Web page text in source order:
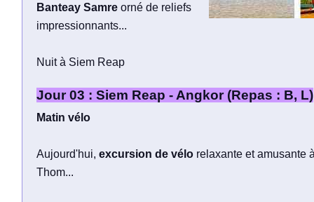
Banteay Samre orné de reliefs
impressionnants...
Nuit à Siem Reap
Jour 03 : Siem Reap - Angkor (Repas : B, L)
Matin vélo
Aujourd'hui,excursion de vélo relaxante et amusante
Thom...